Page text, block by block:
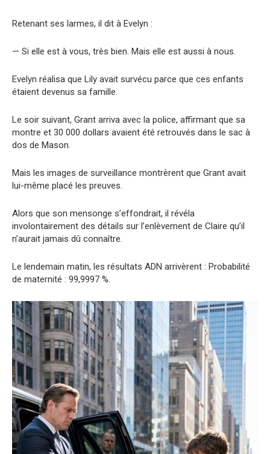
Retenant ses larmes, il dit à Evelyn :
— Si elle est à vous, très bien. Mais elle est aussi à nous.
Evelyn réalisa que Lily avait survécu parce que ces enfants
étaient devenus sa famille.
Le soir suivant, Grant arriva avec la police, affirmant que sa
montre et 30 000 dollars avaient été retrouvés dans le sac à
dos de Mason.
Mais les images de surveillance montrèrent que Grant avait
lui-même placé les preuves.
Alors que son mensonge s’effondrait, il révéla
involontairement des détails sur l’enlèvement de Claire qu’il
n’aurait jamais dû connaître.
Le lendemain matin, les résultats ADN arrivèrent : Probabilité
de maternité : 99,9997 %.